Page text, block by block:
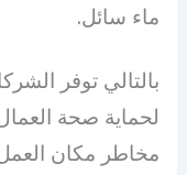
ماء سائل.
بالتالي توفر
لحماية صحة
مخاطر مكان